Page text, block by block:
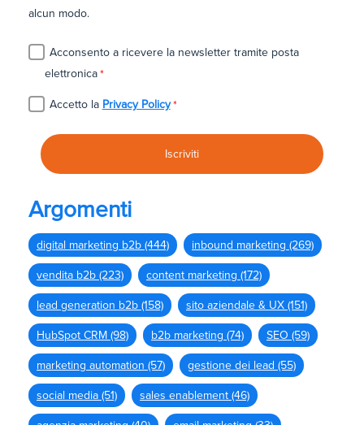
alcun modo.
Acconsento a ricevere la newsletter tramite posta
elettronica*
Accetto la Privacy Policy *
Argomenti
digital marketing b2b (444) inbound marketing (269)
vendita b2b (223) content marketing (172)
lead generation b2b (158) sito aziendale & UX (151)
HubSpot CRM (98) b2b marketing (74) SEO (59)
marketing automation (57) gestione dei lead (55)
social media (51) sales enablement (46)